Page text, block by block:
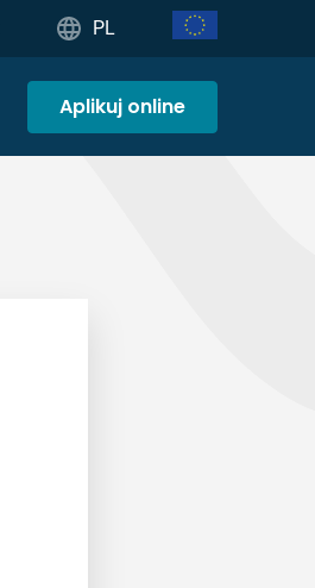
PL
Aplikuj online